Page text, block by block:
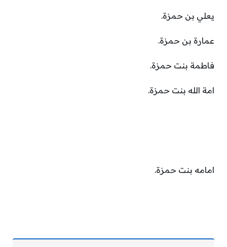
يعلي بن حمزة.
عمارة بن حمزة.
فاطمة بنت حمزة.
امة الله بنت حمزة.
امامه بنت حمزة.